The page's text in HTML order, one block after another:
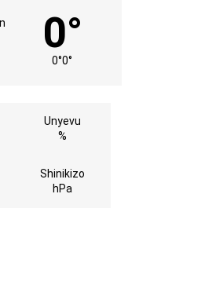
0°
0°0°
Unyevu
%
Shinikizo
hPa